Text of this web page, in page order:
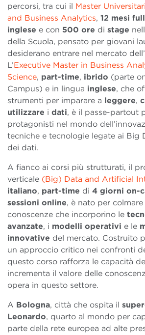
percorsi, tra cui il Master
and Business Analytics, 12 mesi
inglese e con 500 ore di stage
della Scuola, pensato per giovani
desiderano entrare nel mercato
L’Executive Master in Business
Science, part-time, ibrido (parte
Campus) e in lingua inglese, che
strumenti per imparare a leggere,
utilizzare i dati, è il passe-partout
protagonisti nel mondo
tecniche e tecnologie legate ai Big
dei dati.
A fianco ai corsi più strutturati, il
verticale (Big) Data and Artificial
italiano, part-time di 4 giorni on-
sessioni online, è nato per
conoscenze che incorporino le
avanzate, i modelli operativi e le
innovative del mercato. Costruito
un approccio critico nei confronti
questo corso rafforza le capacità
incrementa il valore delle
opera in questo settore.
A Bologna, città che ospita il
Leonardo, quarto al mondo per
parte della rete europea ad alte